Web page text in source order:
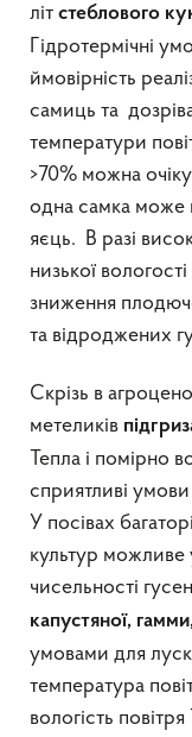
літ стеблового
Гідротермічні
ймовірність
самиць та
температури
>70% можна
одна самка може
яєць. В разі
низької
зниження
та відроджених
Скрізь в
метеликів
Тепла і помірно
сприятливі
У посівах
культур можливе
чисельності
капустяної,
умовами для
температура
вологість